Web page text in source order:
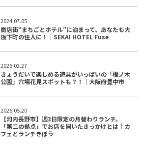
2024.07.05
商店街“まちごとホテル”に泊まって、あなたも大
阪下町の住人に！｜SEKAI HOTEL Fuse
2026.02.27
きょうだいで楽しめる遊具がいっぱいの「樫ノ木
公園」穴場花見スポットも？！｜大阪府豊中市
2026.05.20
【河内長野市】週3日限定の月替わりランチ。
「第二の拠点」でお店を開いたきっかけとは｜カ
フェとランチきぼう